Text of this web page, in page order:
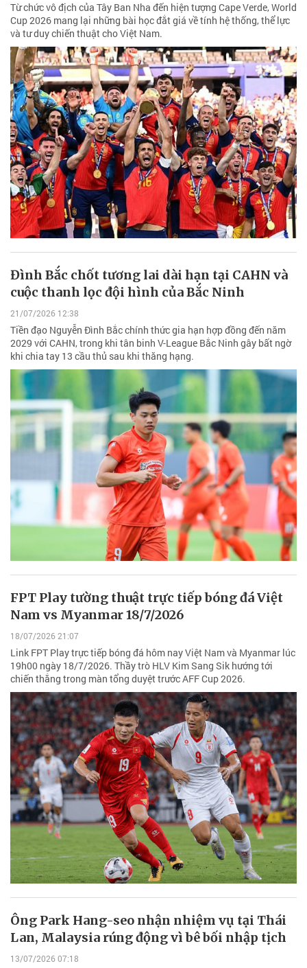
Từ chức vô địch của Tây Ban Nha đến hiện tượng Cape Verde, World
Cup 2026 mang lại những bài học đắt giá về tính hệ thống, thể lực
và tư duy chiến thuật cho Việt Nam.
Đình Bắc chốt tương lai dài hạn tại CAHN và
cuộc thanh lọc đội hình của Bắc Ninh
21/07/2026 12:38
Tiền đạo Nguyễn Đình Bắc chính thức gia hạn hợp đồng đến năm
2029 với CAHN, trong khi tân binh V-League Bắc Ninh gây bất ngờ
khi chia tay 13 cầu thủ sau khi thăng hạng.
FPT Play tường thuật trực tiếp bóng đá Việt
Nam vs Myanmar 18/7/2026
18/07/2026 21:07
Link FPT Play trực tiếp bóng đá hôm nay Việt Nam và Myanmar lúc
19h00 ngày 18/7/2026. Thầy trò HLV Kim Sang Sik hướng tới
chiến thắng trong màn tổng duyệt trước AFF Cup 2026.
Ông Park Hang-seo nhận nhiệm vụ tại Thái
Lan, Malaysia rúng động vì bê bối nhập tịch
13/07/2026 07:18